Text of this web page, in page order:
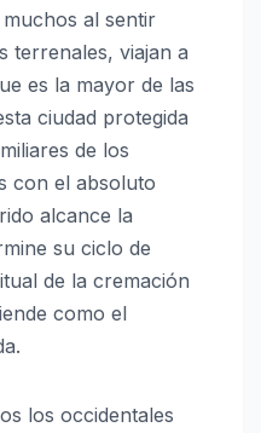
al sentir
terrenales, viajan a
es la mayor de las
ciudad protegida
de los
con el absoluto
alcance la
su ciclo de
de la cremación
como el
los occidentales